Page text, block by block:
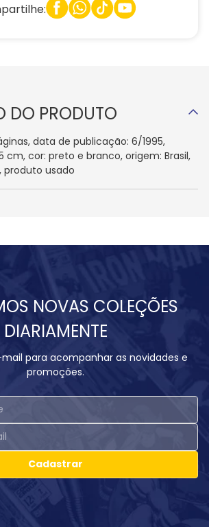
DO PRODUTO
data de publicação: 6/1995,
cm, cor: preto e branco, origem: Brasil,
produto usado
NOVAS COLEÇÕES
DIARIAMENTE
para acompanhar as novidades e
promoções.
Cadastrar